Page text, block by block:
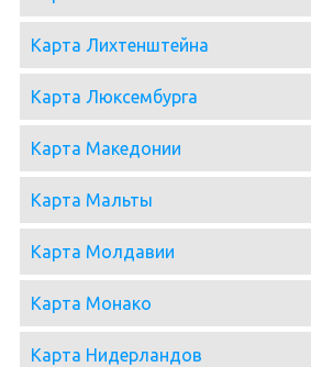
Карта Лихтенштейна
Карта Люксембурга
Карта Македонии
Карта Мальты
Карта Молдавии
Карта Монако
Карта Нидерландов